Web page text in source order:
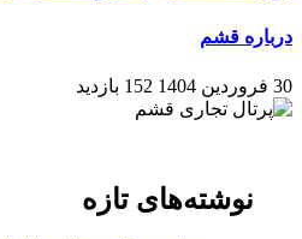
درباره قشم
30 فروردین 1404 152 بازدید
نوشته‌های تازه